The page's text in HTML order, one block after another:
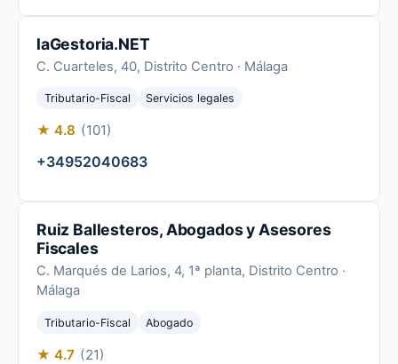
laGestoria.NET
C. Cuarteles, 40, Distrito Centro · Málaga
Tributario-Fiscal Servicios legales
★ 4.8 (101)
+34952040683
Ruiz Ballesteros, Abogados y Asesores
Fiscales
C. Marqués de Larios, 4, 1ª planta, Distrito Centro ·
Málaga
Tributario-Fiscal Abogado
★ 4.7 (21)